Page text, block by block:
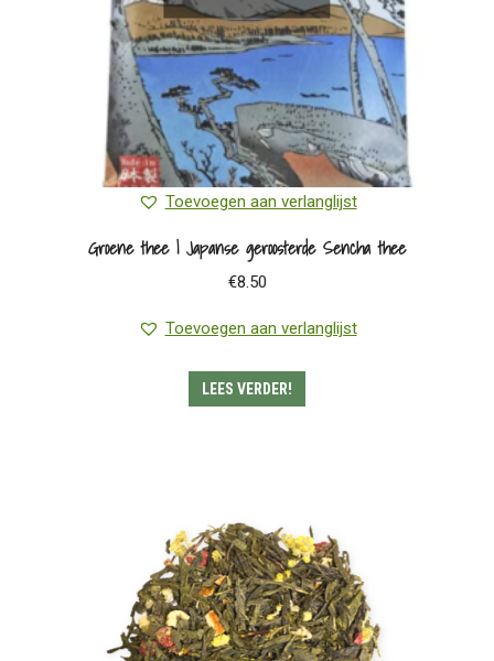
Toevoegen aan verlanglijst
Groene thee | Japanse geroosterde Sencha thee
€8.50
Toevoegen aan verlanglijst
LEES VERDER!